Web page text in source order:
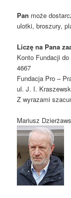
Pan może
ulotki, broszury,
Liczę na Pana
Konto Fundacji
4667
Fundacja Pro –
ul. J. I.
Z wyrazami
Mariusz